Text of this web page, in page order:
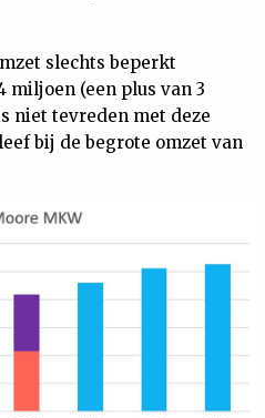
slechts beperkt
miljoen (een plus van 3
niet tevreden met deze
bij de begrote omzet van